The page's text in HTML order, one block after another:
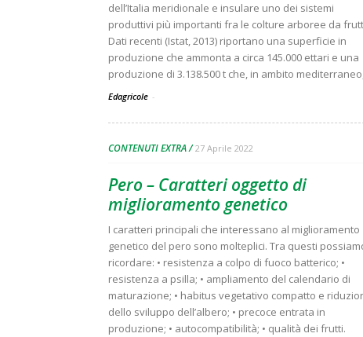
dell’Italia meridionale e insulare uno dei sistemi
produttivi più importanti fra le colture arboree da
Dati recenti (Istat, 2013) riportano una superficie in
produzione che ammonta a circa 145.000 ettari e una
produzione di 3.138.500 t che, in ambito
Edagricole -
CONTENUTI EXTRA 27 Aprile 2022
Pero – Caratteri oggetto di
miglioramento genetico
I caratteri principali che interessano al miglioramento
genetico del pero sono molteplici. Tra questi
ricordare: • resistenza a colpo di fuoco batterico; •
resistenza a psilla; • ampliamento del calendario di
maturazione; • habitus vegetativo compatto e
dello sviluppo dell’albero; • precoce entrata in
produzione; • autocompatibilità; • qualità dei frutti.